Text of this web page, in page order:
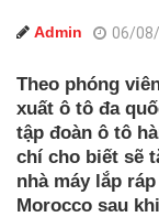
Admin 06/
Theo phóng
xuất ô tô đa
tập đoàn ô tô
chí cho biết sẽ
nhà máy lắp
Morocco sau